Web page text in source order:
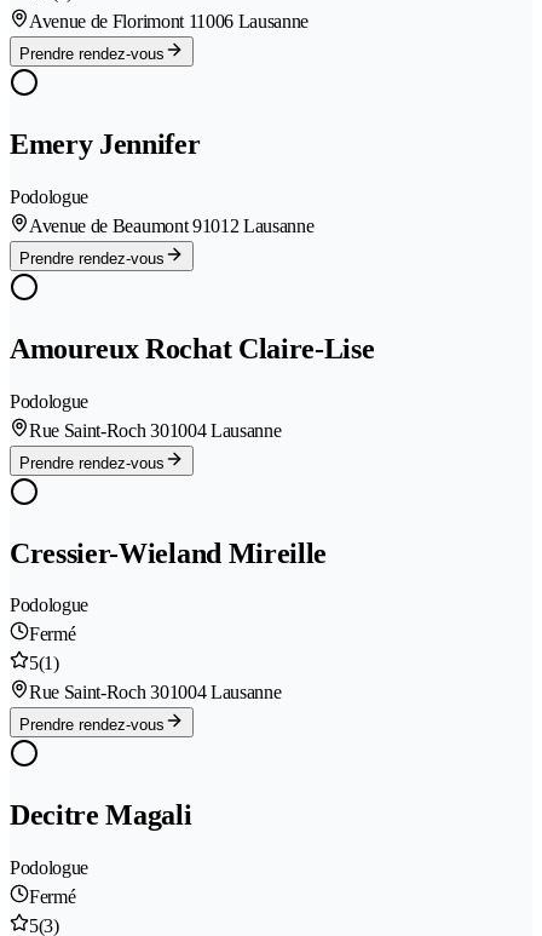
Avenue de Florimont 11006 Lausanne
Prendre rendez-vous
Emery Jennifer
Podologue
Avenue de Beaumont 91012 Lausanne
Prendre rendez-vous
Amoureux Rochat Claire-Lise
Podologue
Rue Saint-Roch 301004 Lausanne
Prendre rendez-vous
Cressier-Wieland Mireille
Podologue
Fermé
5(1)
Rue Saint-Roch 301004 Lausanne
Prendre rendez-vous
Decitre Magali
Podologue
Fermé
5(3)